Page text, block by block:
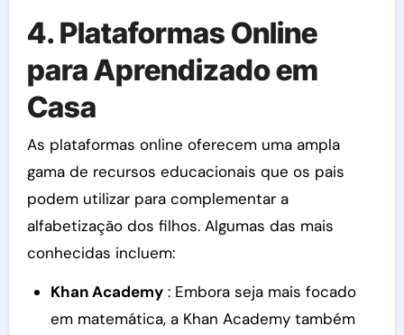
4. Plataformas Online
para Aprendizado em
Casa
As plataformas online oferecem uma ampla
gama de recursos educacionais que os pais
podem utilizar para complementar a
alfabetização dos filhos. Algumas das mais
conhecidas incluem:
Khan Academy: Embora seja mais focado
em matemática, a Khan Academy também